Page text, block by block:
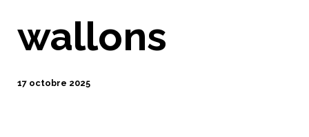
wallons
17 octobre 2025